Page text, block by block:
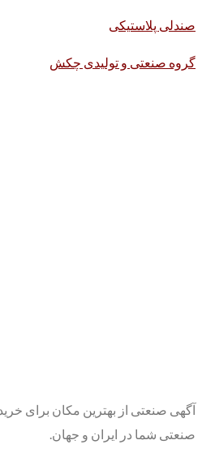
صندلی پلاستیکی
گروه صنعتی و تولیدی چکش
آگهی صنعتی از بهترین مکان برای
صنعتی شما در ایران و جهان.